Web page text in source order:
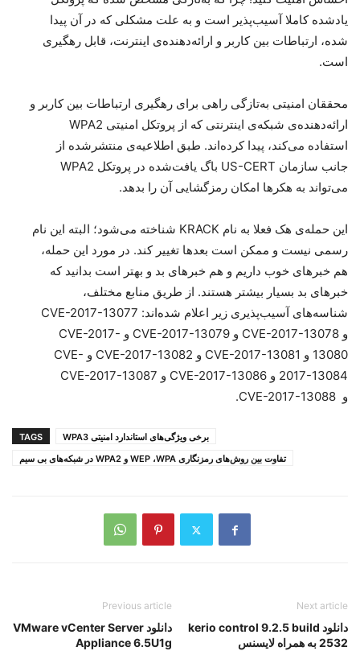
یادشده کاملا آسیب‌پذیر است و به علت مشکلی که در آن پیدا
شده، ارتباطات بین کاربر و ارائه‌دهنده‌ی اینترنت، قابل رهگیری
است.
محققان امنیتی به‌تازگی راهی برای رهگیری ارتباطات بین کاربر و
ارائه‌دهنده‌ی شبکه‌ی اینترنتی که از پروتکل امنیتی WPA2
استفاده می‌کند، پیدا کرده‌اند. طبق اطلاعیه‌ی منتشرشده از
جانب سازمان US-CERT باگ یافت‌شده در پروتکل WPA2
می‌تواند به هکرها امکان رمزگشایی آن را بدهد.
این حمله‌ی هک فعلا به نام KRACK شناخته می‌شود؛ البته این نام
رسمی نیست و ممکن است بعدها تغییر کند. در مورد این حمله،
هم خبرهای خوب داریم و هم خبرهای بد و بهتر است بدانید که
خبرهای بد بسیار بیشتر هستند. از طریق منابع مختلف،
شناسه‌های آسیب‌پذیری زیر اعلام شده‌اند: CVE-2017-13077
و CVE-2017-13078 و CVE-2017-13079 و CVE-2017-
13080 و CVE-2017-13081 و CVE-2017-13082 و CVE-
2017-13084 و CVE-2017-13086 و CVE-2017-13087
و CVE-2017-13088.
TAGS
برخی ویژگی‌های استاندارد امنیتی WPA3
تفاوت بین روش‌های رمزنگاری WEP ،WPA و WPA2 در شبکه‌های بی سیم
Previous article
دانلود VMware vCenter Server
Appliance 6.5U1g
Next article
دانلود kerio control 9.2.5 build
2532 به همراه لایسنس